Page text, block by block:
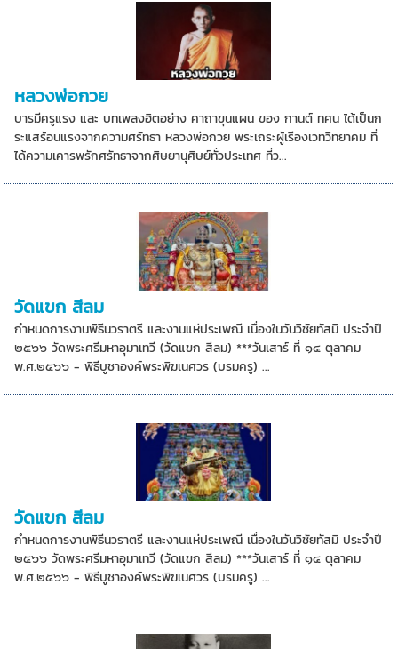
หลวงพ่อกวย
บารมีครูแรง และ บทเพลงฮิตอย่าง คาถาขุนแผน ของ กานต์ ทศน ได้เป็นก
ระแสร้อนแรงจากความศรัทธา หลวงพ่อกวย พระเถระผู้เรืองเวทวิทยาคม ที่
ได้ความเคารพรักศรัทธาจากศิษยานุศิษย์ทั่วประเทศ ที่ว...
วัดแขก สีลม
กำหนดการงานพิธีนวราตรี และงานแห่ประเพณี เนื่องในวันวิชัยทัสมิ ประจำปี
๒๕๖๖ วัดพระศรีมหาอุมาเทวี (วัดแขก สีลม) ***วันเสาร์ ที่ ๑๔ ตุลาคม
พ.ศ.๒๕๖๖ - พิธีบูชาองค์พระพิฆเนศวร (บรมครู) ...
วัดแขก สีลม
กำหนดการงานพิธีนวราตรี และงานแห่ประเพณี เนื่องในวันวิชัยทัสมิ ประจำปี
๒๕๖๖ วัดพระศรีมหาอุมาเทวี (วัดแขก สีลม) ***วันเสาร์ ที่ ๑๔ ตุลาคม
พ.ศ.๒๕๖๖ - พิธีบูชาองค์พระพิฆเนศวร (บรมครู) ...